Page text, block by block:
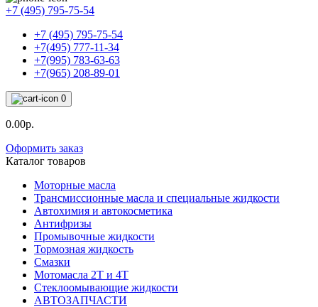
+7 (495) 795-75-54
+7 (495) 795-75-54
+7(495) 777-11-34
+7(995) 783-63-63
+7(965) 208-89-01
0
0.00р.
Оформить заказ
Каталог товаров
Моторные масла
Трансмиссионные масла и специальные жидкости
Автохимия и автокосметика
Антифризы
Промывочные жидкости
Тормозная жидкость
Смазки
Мотомасла 2Т и 4Т
Стеклоомывающие жидкости
АВТОЗАПЧАСТИ